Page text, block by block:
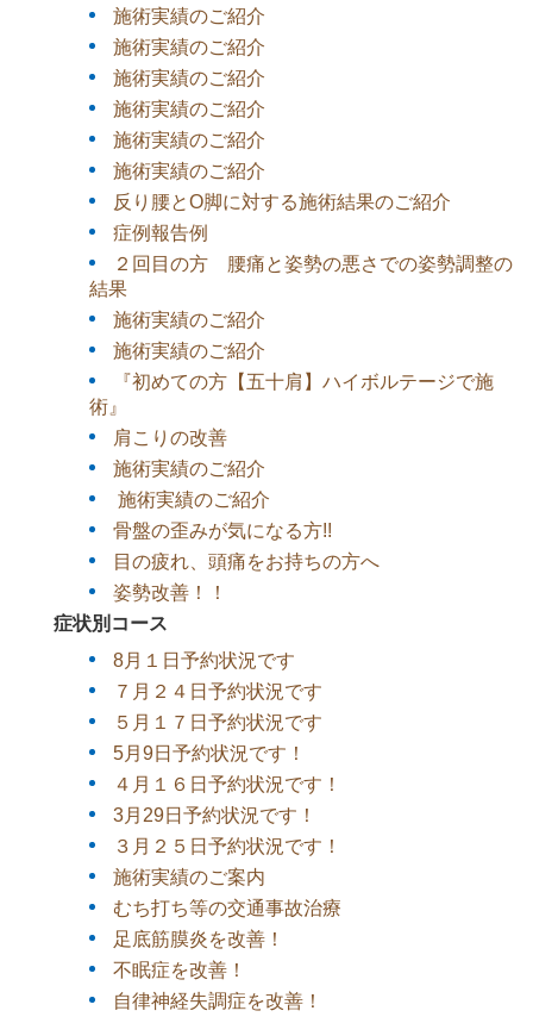
施術実績のご紹介
施術実績のご紹介
施術実績のご紹介
施術実績のご紹介
施術実績のご紹介
施術実績のご紹介
反り腰とO脚に対する施術結果のご紹介
症例報告例
２回目の方 腰痛と姿勢の悪さでの姿勢調整の
結果
施術実績のご紹介
施術実績のご紹介
『初めての方【五十肩】ハイボルテージで施
術』
肩こりの改善
施術実績のご紹介
施術実績のご紹介
骨盤の歪みが気になる方!!
目の疲れ、頭痛をお持ちの方へ
姿勢改善！！
症状別コース
8月１日予約状況です
７月２４日予約状況です
５月１７日予約状況です
5月9日予約状況です！
４月１６日予約状況です！
3月29日予約状況です！
３月２５日予約状況です！
施術実績のご案内
むち打ち等の交通事故治療
足底筋膜炎を改善！
不眠症を改善！
自律神経失調症を改善！